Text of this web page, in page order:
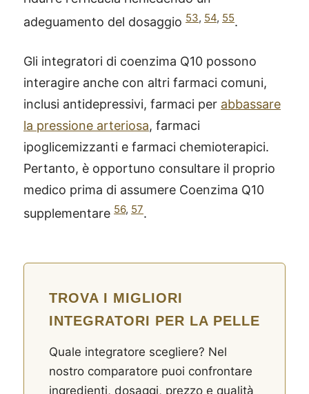
adeguamento del dosaggio 53, 54, 55.
Gli integratori di coenzima Q10 possono
interagire anche con altri farmaci comuni,
inclusi antidepressivi, farmaci per abbassare
la pressione arteriosa, farmaci
ipoglicemizzanti e farmaci chemioterapici.
Pertanto, è opportuno consultare il proprio
medico prima di assumere Coenzima Q10
supplementare 56, 57.
TROVA I MIGLIORI
INTEGRATORI PER LA PELLE
Quale integratore scegliere? Nel
nostro comparatore puoi confrontare
ingredienti, dosaggi, prezzo e qualità
X115®-
SCOPRI COME FUNZIONA